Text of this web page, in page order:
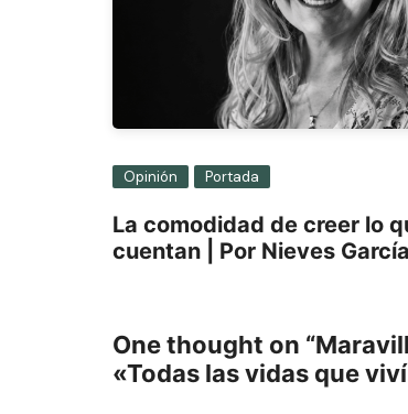
Opinión Portada
La comodidad de creer lo
cuentan | Por Nieves
One thought on “
«Todas las vidas que